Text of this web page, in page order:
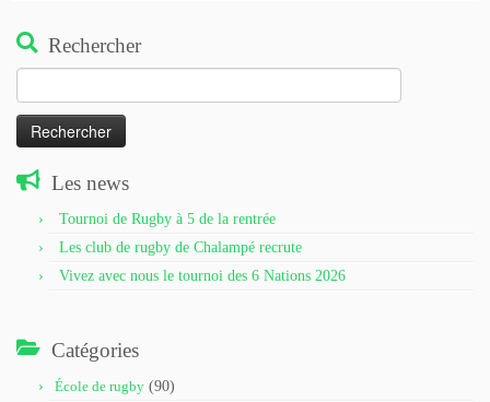
Rechercher
Les news
Tournoi de Rugby à 5 de la rentrée
Les club de rugby de Chalampé recrute
Vivez avec nous le tournoi des 6 Nations 2026
Catégories
École de rugby (90)